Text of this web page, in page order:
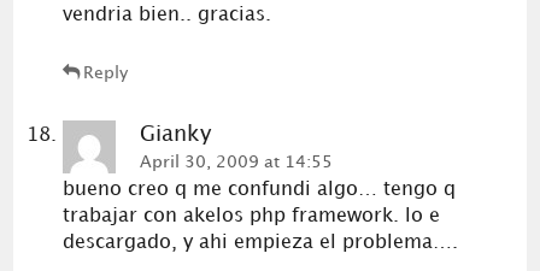
vendria bien.. gracias.
Reply
Gianky
April 30, 2009 at 14:55
bueno creo q me confundi algo… tengo q
trabajar con akelos php framework. lo e
descargado, y ahi empieza el problema….